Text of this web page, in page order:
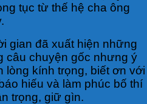
tục từ thế hệ cha ông
gian đã xuất hiện những
câu chuyện gốc nhưng ý
lòng kính trọng, biết ơn với
hiếu và làm phúc bố thí
trọng, giữ gìn.